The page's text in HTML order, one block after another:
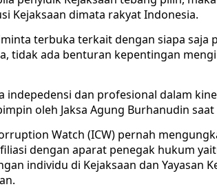
Kejaksaan dimata rakyat Indonesia.
terbuka terkait dengan siapa saja
tidak ada benturan kepentingan
indepedensi dan profesional dalam
oleh Jaksa Agung Burhanudin saat
Watch (ICW) pernah
dengan aparat penegak hukum
individu di Kejaksaan dan Yayasan